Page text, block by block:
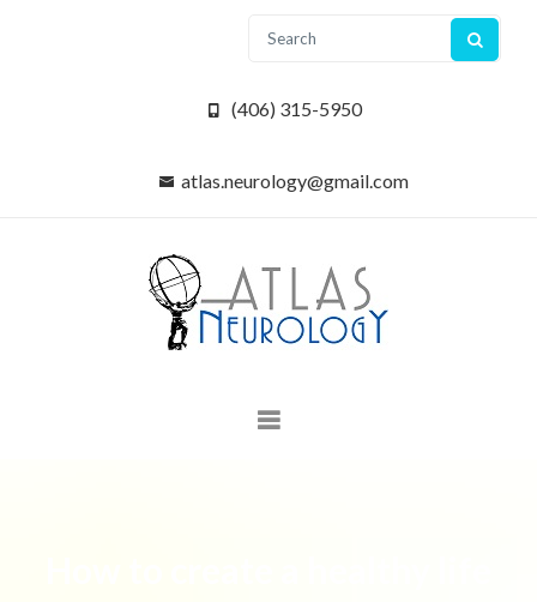
(406) 315-5950
atlas.neurology@gmail.com